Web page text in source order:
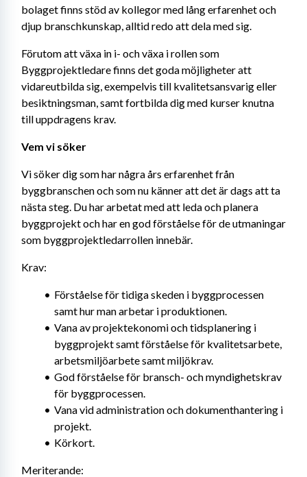
bolaget finns stöd av kollegor med lång erfarenhet och
djup branschkunskap, alltid redo att dela med sig.
Förutom att växa in i- och växa i rollen som
Byggprojektledare finns det goda möjligheter att
vidareutbilda sig, exempelvis till kvalitetsansvarig eller
besiktningsman, samt fortbilda dig med kurser knutna
till uppdragens krav.
Vem vi söker
Vi söker dig som har några års erfarenhet från
byggbranschen och som nu känner att det är dags att ta
nästa steg. Du har arbetat med att leda och planera
byggprojekt och har en god förståelse för de utmaningar
som byggprojektledarrollen innebär.
Krav:
Förståelse för tidiga skeden i byggprocessen
samt hur man arbetar i produktionen.
Vana av projektekonomi och tidsplanering i
byggprojekt samt förståelse för kvalitetsarbete,
arbetsmiljöarbete samt miljökrav.
God förståelse för bransch- och myndighetskrav
för byggprocessen.
Vana vid administration och dokumenthantering i
projekt.
Körkort.
Meriterande: